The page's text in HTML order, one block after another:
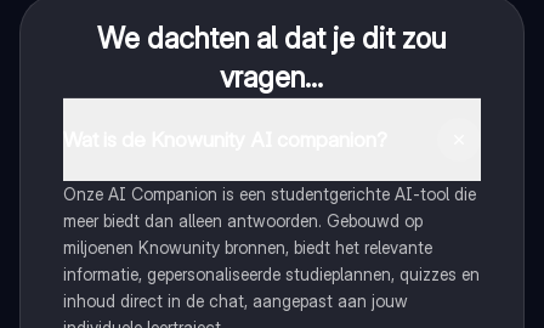
We dachten al dat je dit zou
vragen...
Onze AI Companion is een studentgerichte AI-tool die
meer biedt dan alleen antwoorden. Gebouwd op
miljoenen Knowunity bronnen, biedt het relevante
informatie, gepersonaliseerde studieplannen, quizzes en
inhoud direct in de chat, aangepast aan jouw